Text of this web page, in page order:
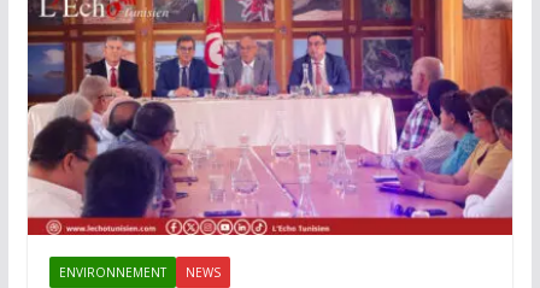
ENVIRONNEMENT NEWS